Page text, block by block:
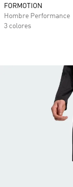
FORMOTION
Hombre Performance
3 colores